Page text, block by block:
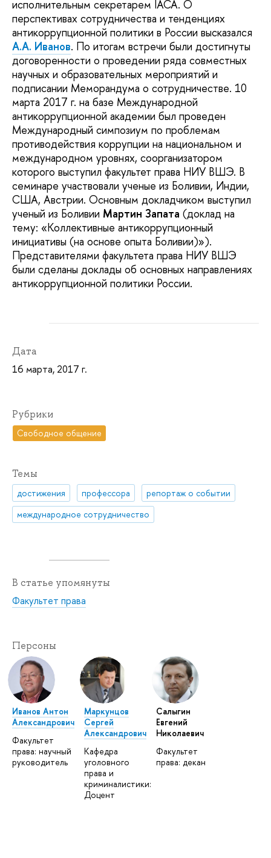
исполнительным секретарем IACA. О
перспективах сотрудничества и тенденциях
антикоррупционной политики в России высказался
А.А. Иванов. По итогам встречи были достигнуты
договоренности о проведении ряда совместных
научных и образовательных мероприятий и
подписании Меморандума о сотрудничестве. 10
марта 2017 г. на базе Международной
антикоррупционной академии был проведен
Международный симпозиум по проблемам
противодействия коррупции на национальном и
международном уровнях, соорганизатором
которого выступил факультет права НИУ ВШЭ. В
семинаре участвовали ученые из Боливии, Индии,
США, Австрии. Основным докладчиком выступил
ученый из Боливии Мартин Запата (доклад на
тему: «Коллективные антикоррупционный
инициативы (на основе опыта Боливии)»).
Представителями факультета права НИУ ВШЭ
были сделаны доклады об основных направлениях
антикоррупционной политики России.
Дата
16 марта, 2017 г.
Рубрики
Свободное общение
Темы
достижения профессора
репортаж о событии
международное сотрудничество
В статье упомянуты
Факультет права
Персоны
Иванов Антон
Александрович
Факультет
права: научный
руководитель
Маркунцов
Сергей
Александрович
Кафедра
уголовного
права и
криминалистики:
Доцент
Салыгин
Евгений
Николаевич
Факультет
права: декан